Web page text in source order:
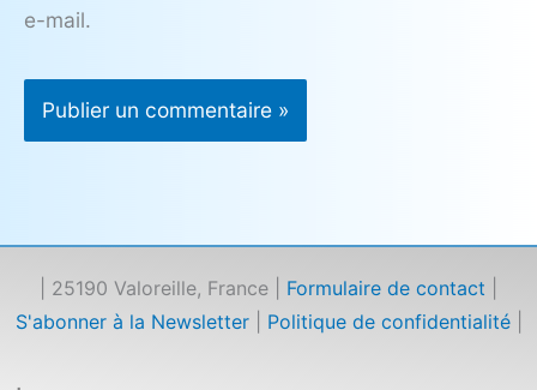
e-mail.
| 25190 Valoreille, France | Formulaire de contact
S'abonner à la Newsletter| Politique de confidentialité|